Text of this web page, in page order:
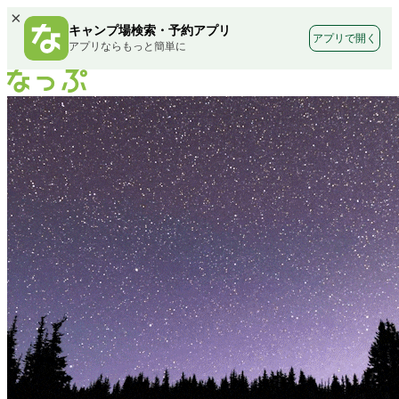
×
キャンプ場検索・予約アプリ
アプリならもっと簡単に
アプリで開く